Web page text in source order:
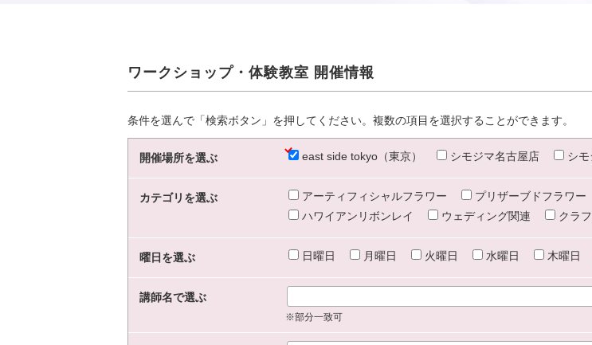
ワークショップ・体験教室 開催情報
条件を選んで「検索ボタン」を押してください。複数の項目を選択することができます。
開催場所を選ぶ east side tokyo（東京） シモジマ名古屋店 シ
カテゴリを選ぶ アーティフィシャルフラワー プリザーブドフラワー
ハワイアンリボンレイ
ウェディング関連 クラ
曜日を選ぶ 日曜日 月曜日 火曜日 水曜日 木曜日
講師名で選ぶ
※部分一致可